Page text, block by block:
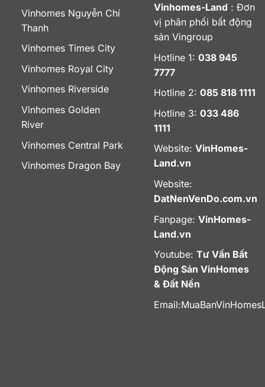
Vinhomes Nguyễn Chí
Thanh
Vinhomes Times City
Vinhomes Royal City
Vinhomes Riverside
Vinhomes Golden
River
Vinhomes Central Park
Vinhomes Dragon Bay
Vinhomes-Land : Đơn
vị phân phối bất động
sản Vingroup
Hotline 1: 038 945
7777
Hotline 2: 085 818 1111
Hotline 3: 033 486
1111
Website: VinHomes-
Land.vn
Website:
DatNenVenDo.com.vn
Fanpage: VinHomes-
Land.vn
Youtube: Tư Vấn Bất
Động Sản VinHomes
& Đất Nền
Email: